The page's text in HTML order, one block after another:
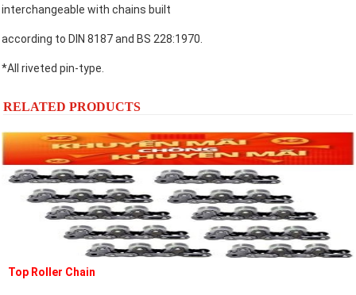
interchangeable with chains built
according to DIN 8187 and BS 228:1970.
*All riveted pin-type.
RELATED PRODUCTS
Top Roller Chain